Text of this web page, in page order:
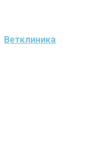
Ветклиника